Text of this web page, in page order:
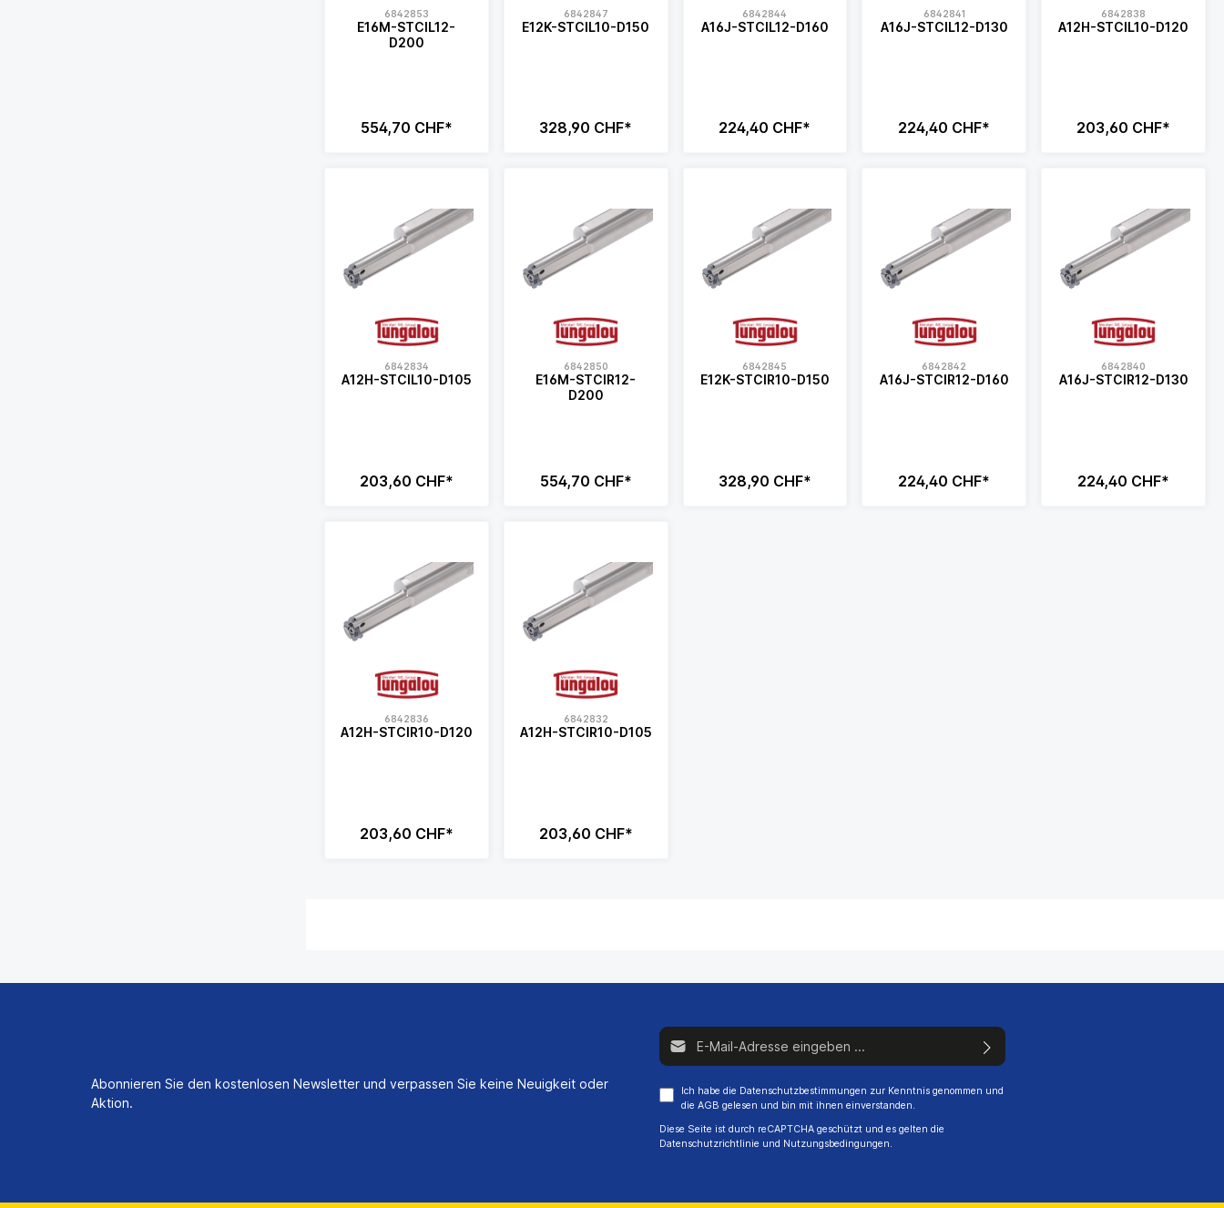
6842853
E16M-STCIL12-
D200
554,70 CHF*
6842847
E12K-STCIL10-D150
328,90 CHF*
6842844
A16J-STCIL12-D160
224,40 CHF*
6842841
A16J-STCIL12-D130
224,40 CHF*
6842838
A12H-STCIL10-D120
203,60 CHF*
6842834
A12H-STCIL10-D105
203,60 CHF*
6842850
E16M-STCIR12-
D200
554,70 CHF*
6842845
E12K-STCIR10-D150
328,90 CHF*
6842842
A16J-STCIR12-D160
224,40 CHF*
6842840
A16J-STCIR12-D130
224,40 CHF*
6842836
A12H-STCIR10-D120
203,60 CHF*
6842832
A12H-STCIR10-D105
203,60 CHF*
Abonnieren Sie den kostenlosen Newsletter und verpassen Sie keine Neuigkeit oder
Aktion.
E-Mail-Adresse*
Ich habe die Datenschutzbestimmungen zur Kenntnis genommen und
die AGB gelesen und bin mit ihnen einverstanden.
Diese Seite ist durch reCAPTCHA geschützt und es gelten die
Datenschutzrichtlinie und Nutzungsbedingungen.